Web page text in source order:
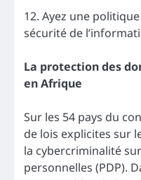
12. Ayez une
sécurité de
La protection des
en Afrique
Sur les 54 pays du
de lois explicites sur
la cybercriminalité
personnelles (PDP).